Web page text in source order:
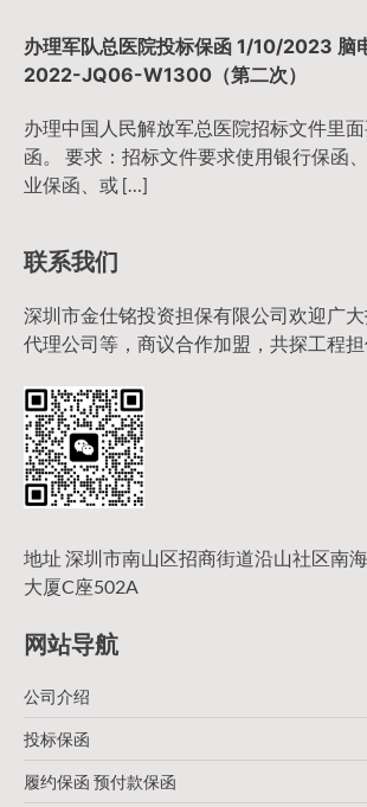
办理军队总医院投标保函 1/10/2023 脑
2022-JQ06-W1300（第二次）
办理中国人民解放军总医院招标文件里
函。 要求：招标文件要求使用银行保函
业保函、或 […]
联系我们
深圳市金仕铭投资担保有限公司欢迎广
代理公司等，商议合作加盟，共探工程担
地址 深圳市南山区招商街道沿山社区南
大厦C座502A
网站导航
公司介绍
投标保函
履约保函 预付款保函